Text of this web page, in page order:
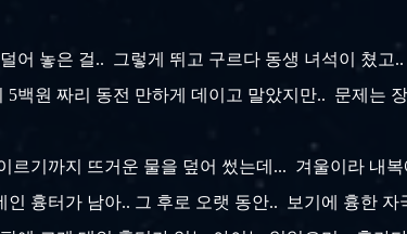
어 놓은 걸.. 그렇게 뛰고 구르다 동생 녀석이 쳤고
백원 짜리 동전 만하게 데이고 말았지만.. 문제는
르기까지 뜨거운 물을 덮어 썼는데... 겨울이라 내
흉터가 남아.. 그 후로 오랫 동안.. 보기에 흉한 자